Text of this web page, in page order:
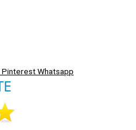
PinterestWhatsapp